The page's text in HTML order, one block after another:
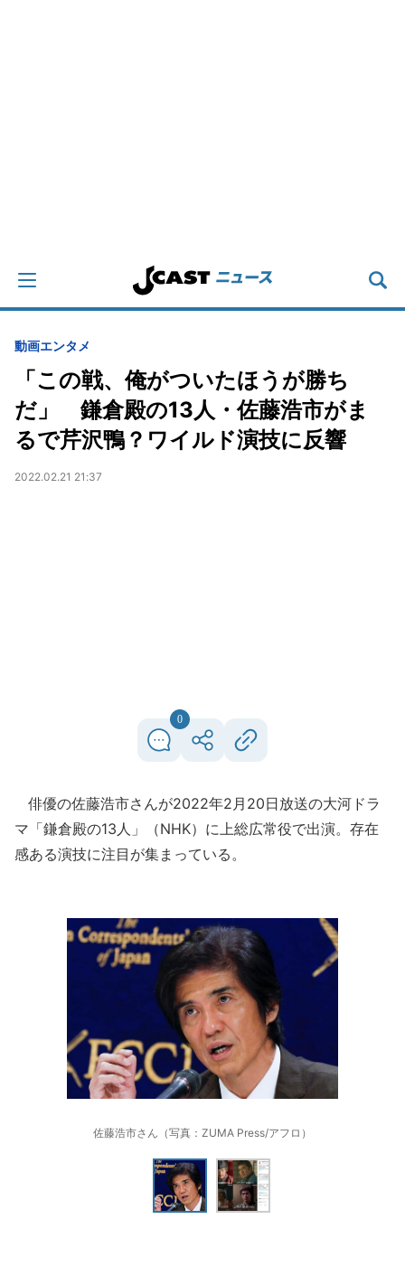
動画エンタメ
「この戦、俺がついたほうが勝ち
だ」 鎌倉殿の13人・佐藤浩市がま
るで芹沢鴨？ワイルド演技に反響
2022.02.21 21:37
0
俳優の佐藤浩市さんが2022年2月20日放送の大河ドラ
マ「鎌倉殿の13人」（NHK）に上総広常役で出演。存在
感ある演技に注目が集まっている。
佐藤浩市さん（写真：ZUMA Press/アフロ）